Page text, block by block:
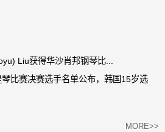
Liu获得华沙肖邦钢琴比...
比赛决赛选手名单公布，韩国15岁选
MORE>>